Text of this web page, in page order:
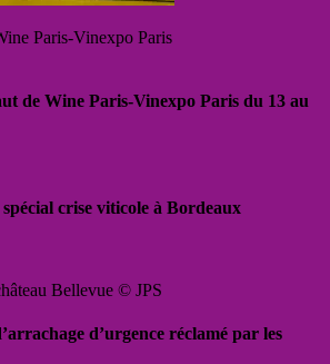
Paris-Vinexpo Paris
de Wine Paris-Vinexpo Paris du 13 au
crise viticole à Bordeaux
Bellevue © JPS
d’urgence réclamé par les